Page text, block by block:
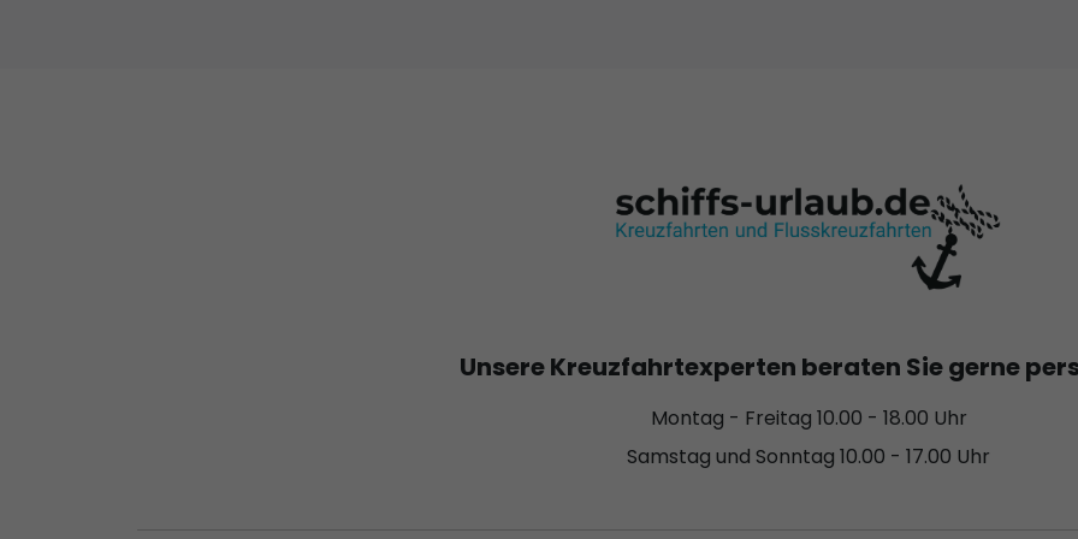
Unsere Kreuzfahrtexperten beraten Sie gerne
Montag - Freitag 10.00 - 18.00 Uhr
Samstag und Sonntag 10.00 - 17.00 Uhr